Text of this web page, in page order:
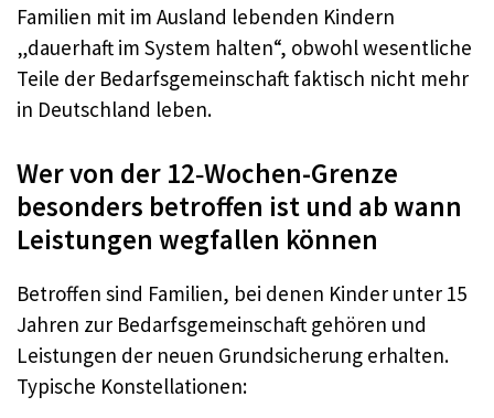
Familien mit im Ausland lebenden Kindern
„dauerhaft im System halten“, obwohl wesentliche
Teile der Bedarfsgemeinschaft faktisch nicht mehr
in Deutschland leben.
Wer von der 12‑Wochen-Grenze
besonders betroffen ist und ab wann
Leistungen wegfallen können
Betroffen sind Familien, bei denen Kinder unter 15
Jahren zur Bedarfsgemeinschaft gehören und
Leistungen der neuen Grundsicherung erhalten.
Typische Konstellationen: